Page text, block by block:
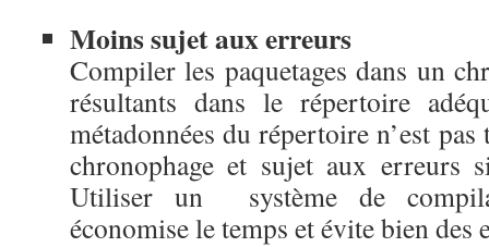
Moins sujet aux erreurs
Compiler les paquetages dans un
résultants dans le répertoire
métadonnées du répertoire n’est
chronophage et sujet aux erreurs
Utiliser un système de
économise le temps et évite bien des